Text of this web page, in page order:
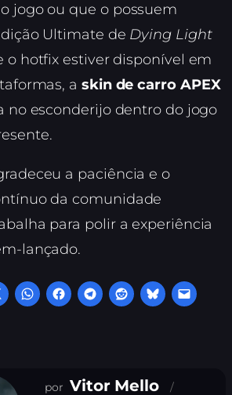
jogo ou que o possuem
Ultimate de Dying Light
o hotfix estiver disponível em
a skin de carro APEX
no esconderijo dentro do jogo
a paciência e o
da comunidade
para polir a experiência
lançado.
Vitor Mello